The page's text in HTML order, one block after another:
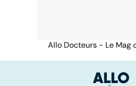
Allo Docteurs - Le Mag